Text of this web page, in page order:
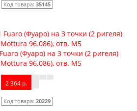
Код товара: 35145
(Фуаро) на 3 точки (2 ригеля)
96.086), отв. М5
2 364 р.
Код товара: 20229